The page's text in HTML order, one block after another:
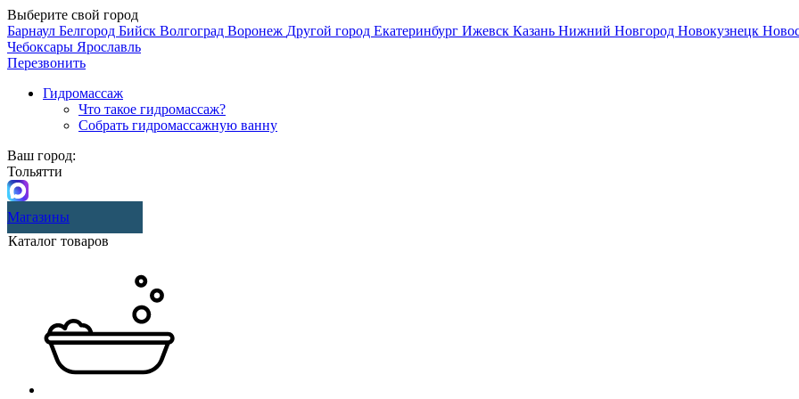
Выберите свой город
Барнаул Белгород Бийск Волгоград Воронеж Другой город Екатеринбург Ижевск Казань Нижний Новгород Новокузнецк
Чебоксары Ярославль
Перезвонить
Гидромассаж
Что такое гидромассаж?
Собрать гидромассажную ванну
Ваш город:
Тольятти
Магазины
Каталог товаров